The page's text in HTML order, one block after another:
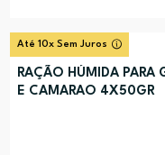
Até 10x Sem Juros
RAÇÃO HÚMIDA PARA
E CAMARAO 4X50GR